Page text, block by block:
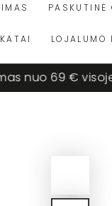
PASKUTINĖ
LOJALUMO
nuo 69 € visoje